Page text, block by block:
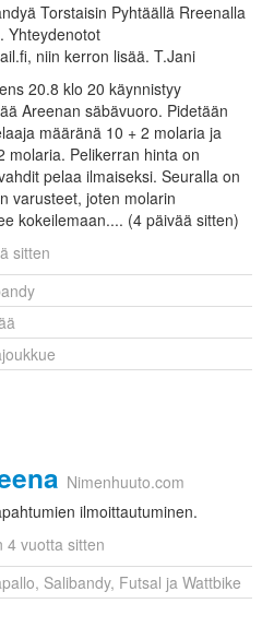
Torstaisin Pyhtäällä Rreenalla
Yhteydenotot
niin kerron lisää. T.Jani
20.8 klo 20 käynnistyy
Areenan säbävuoro. Pidetään
määränä 10 + 2 molaria ja
molaria. Pelikerran hinta on
pelaa ilmaiseksi. Seuralla on
varusteet, joten molarin
kokeilemaan.... (4 päivää sitten)
sitten
Nimenhuuto.com
ilmoittautuminen.
4 vuotta sitten
Salibandy, Futsal ja Wattbike